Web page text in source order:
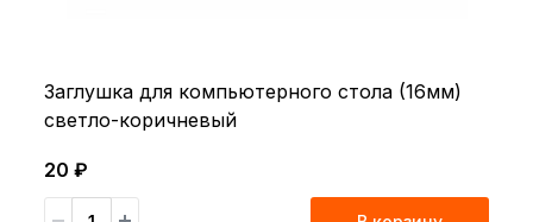
Заглушка для компьютерного стола (16мм)
светло-коричневый
20 ₽